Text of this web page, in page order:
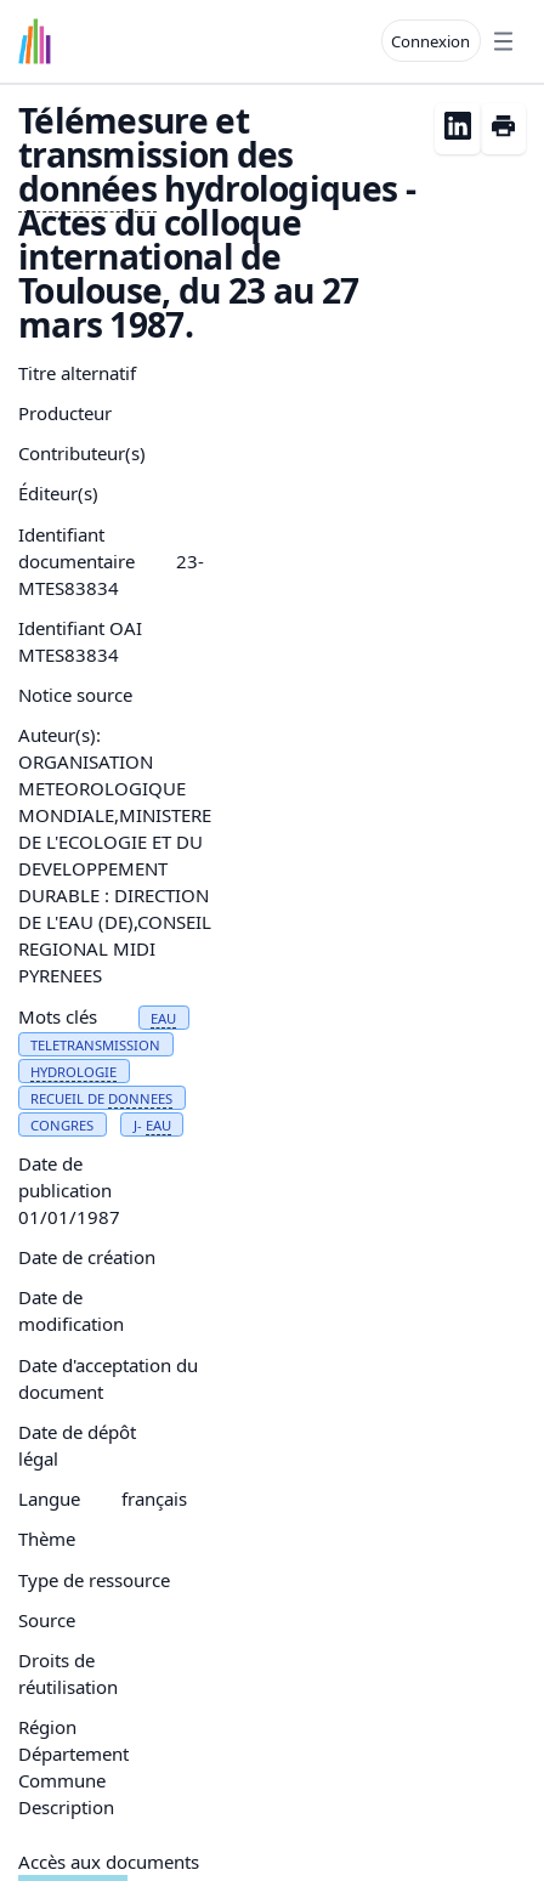
Connexion
Télémesure et
transmission des
données hydrologiques -
Actes du colloque
international de
Toulouse, du 23 au 27
mars 1987.
Titre alternatif
Producteur
Contributeur(s)
Éditeur(s)
Identifiant
documentaire
23-
MTES83834
Identifiant OAI
MTES83834
Notice source
Auteur(s):
ORGANISATION
METEOROLOGIQUE
MONDIALE,MINISTERE
DE L'ECOLOGIE ET DU
DEVELOPPEMENT
DURABLE : DIRECTION
DE L'EAU (DE),CONSEIL
REGIONAL MIDI
PYRENEES
Mots clés
EAU
TELETRANSMISSION
HYDROLOGIE
RECUEIL DE DONNEES
CONGRES
J- EAU
Date de
publication
01/01/1987
Date de création
Date de
modification
Date d'acceptation du
document
Date de dépôt
légal
Langue
français
Thème
Type de ressource
Source
Droits de
réutilisation
Région
Département
Commune
Description
Accès aux documents